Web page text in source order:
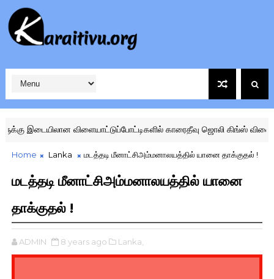
விளையாட்டுப்போட்டிகளில் காரைதீவு ஜொலி கிங்ஸ்
Home Lanka மடத்தடி மீனாட்சிஅம்மனாலயத்தில் யானை தாக்குதல் !
மடத்தடி மீனாட்சிஅம்மனாலயத்தில் யானை
தாக்குதல் !
ADMIN 8 years ago Lanka,